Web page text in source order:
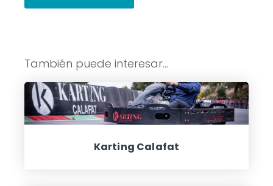
También puede interesar...
Karting Calafat